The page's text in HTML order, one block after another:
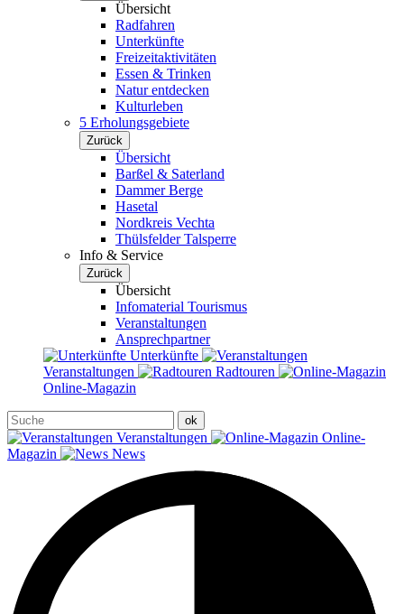
Übersicht
Radfahren
Unterkünfte
Freizeitaktivitäten
Essen & Trinken
Natur entdecken
Kulturleben
5 Erholungsgebiete
Zurück
Übersicht
Barßel & Saterland
Dammer Berge
Hasetal
Nordkreis Vechta
Thülsfelder Talsperre
Info & Service
Zurück
Übersicht
Infomaterial Tourismus
Veranstaltungen
Ansprechpartner
Unterkünfte
Veranstaltungen
Radtouren
Online-Magazin
Veranstaltungen
Online-
Magazin
News